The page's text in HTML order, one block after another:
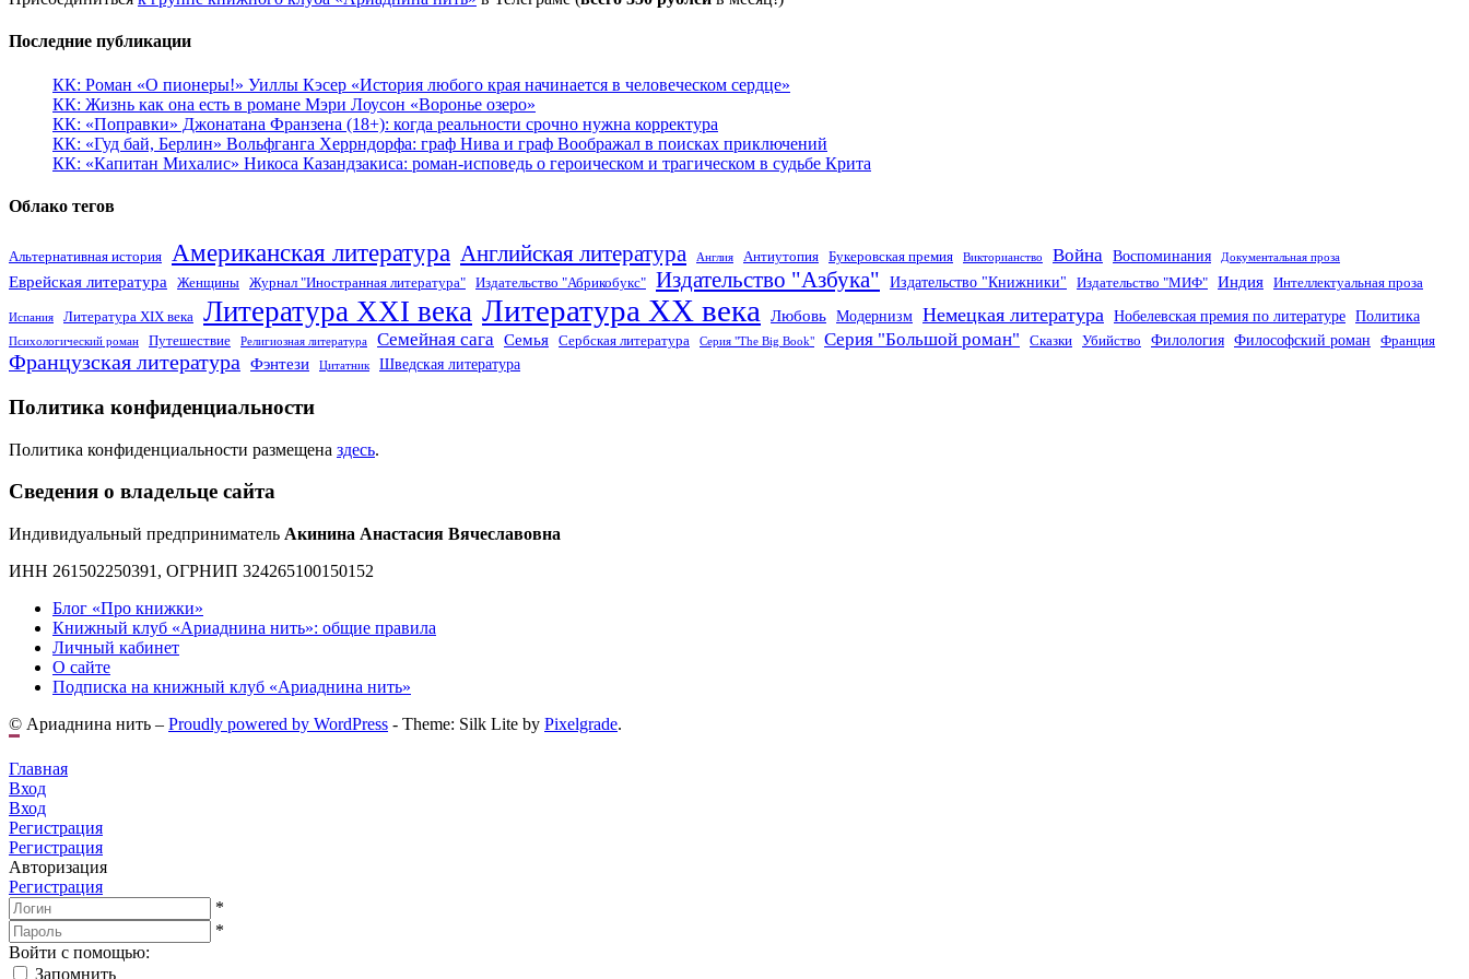
Последние публикации
КК: Роман «О пионеры!» Уиллы Кэсер «История любого края начинается в человеческом сердце»
КК: Жизнь как она есть в романе Мэри Лоусон «Воронье озеро»
КК: «Поправки» Джонатана Франзена (18+): когда реальности срочно нужна корректура
КК: «Гуд бай, Берлин» Вольфганга Херрндорфа: граф Нива и граф Воображал в поисках приключений
КК: «Капитан Михалис» Никоса Казандзакиса: роман-исповедь о героическом и трагическом в судьбе Крита
Облако тегов
Альтернативная история Американская литература Английская литература Англия Антиутопия Букеровская премия Викторианство Война Воспоминания Документальная проза
Еврейская литература Женщины Журнал "Иностранная литература" Издательство "Абрикобукс" Издательство "Азбука" Издательство "Книжники" Издательство "МИФ" Индия Интеллектуальная проза
Испания Литература XIX века Литература XXI века Литература XX века Любовь Модернизм Немецкая литература Нобелевская премия по литературе Политика
Психологический роман Путешествие Религиозная литература Семейная сага Семья Сербская литература Серия "The Big Book" Серия "Большой роман" Сказки Убийство Филология Философский роман Франция
Французская литература Фэнтези Цитатник Шведская литература
Политика конфиденциальности
Политика конфиденциальности размещена здесь.
Сведения о владельце сайта
Индивидуальный предприниматель Акинина Анастасия Вячеславовна
ИНН 261502250391, ОГРНИП 324265100150152
Блог «Про книжки»
Книжный клуб «Ариаднина нить»: общие правила
Личный кабинет
О сайте
Подписка на книжный клуб «Ариаднина нить»
© Ариаднина нить – Proudly powered by WordPress - Theme: Silk Lite by Pixelgrade.
Главная
Вход
Вход
Регистрация
Регистрация
Авторизация
Регистрация
*
*
Войти с помощью:
Запомнить